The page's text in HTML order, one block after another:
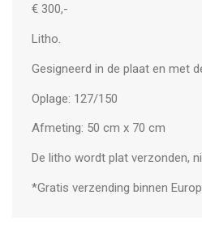
€ 300,-
Litho.
Gesigneerd in de plaat en met
Oplage: 127/150
Afmeting: 50 cm x 70 cm
De litho wordt plat verzonden,
*Gratis verzending binnen